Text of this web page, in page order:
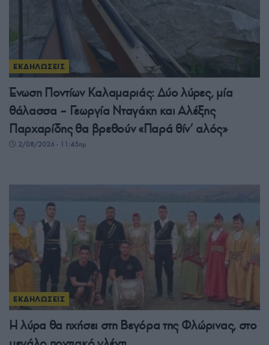
ΕΚΔΗΛΩΣΕΙΣ
Ένωση Ποντίων Καλαμαριάς: Δύο λύρες, μία
θάλασσα – Γεωργία Νταγάκη και Αλέξης
Παρχαρίδης θα βρεθούν «Παρά θίν’ αλός»
2/08/2026 - 11:45πμ
ΕΚΔΗΛΩΣΕΙΣ
Η λύρα θα ηχήσει στη Βεγόρα της Φλώρινας, στο